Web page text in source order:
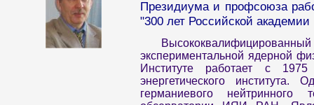
Президиума и профсоюза
"300 лет Российской
экспериментальной ядерной
Институте работает с
энергетического
германиевого нейтринного